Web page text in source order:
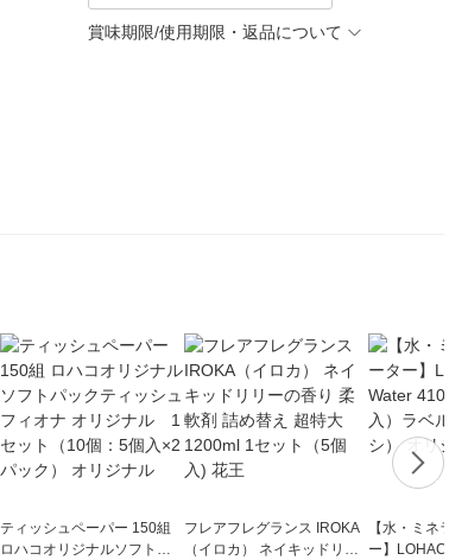
賞味期限/使用期限・返品について
ティッシュペーパー 150組
ロハコオリジナルソフトパ
フレアフレグランス IROKA
（イロカ） ネイキッドリリ
【水・ミネラ
ー】LOHACO